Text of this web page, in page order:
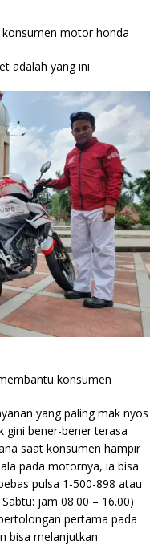
motor honda
adalah yang ini
konsumen
yang paling mak nyos
gini bener-bener terasa
saat konsumen hampir
pada motornya, ia bisa
pulsa 1-500-898 atau
jam 08.00 – 16.00)
pertama pada
bisa melanjutkan